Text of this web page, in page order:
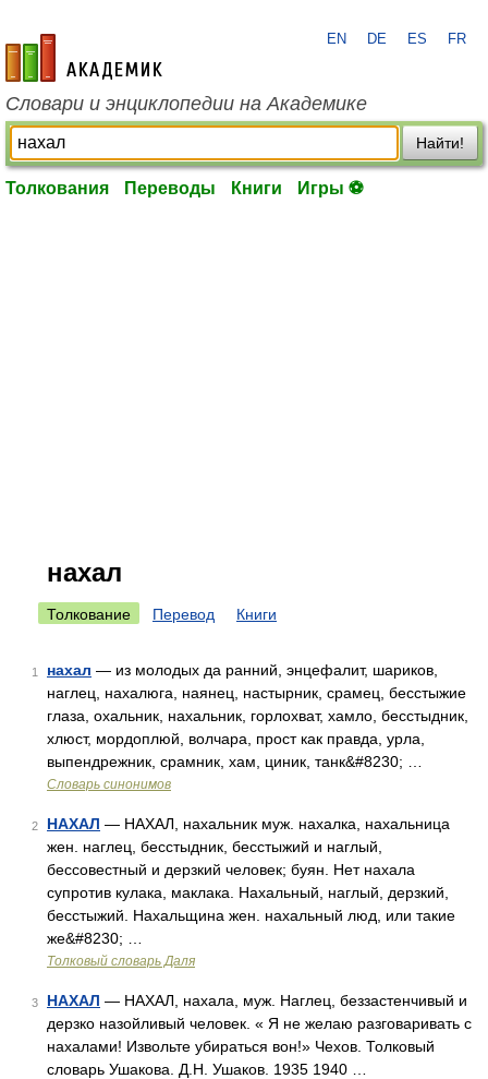
academic.ru
EN DE ES FR
Словари и энциклопедии на Академике
Найти!
Толкования Переводы Книги Игры ⚽
нахал
Толкование Перевод Книги
1 нахал — из молодых да ранний, энцефалит, шариков,
наглец, нахалюга, наянец, настырник, срамец, бесстыжие
глаза, охальник, нахальник, горлохват, хамло, бесстыдник,
хлюст, мордоплюй, волчара, прост как правда, урла,
выпендрежник, срамник, хам, циник, танк&#8230; …
Словарь синонимов
2 НАХАЛ — НАХАЛ, нахальник муж. нахалка, нахальница
жен. наглец, бесстыдник, бесстыжий и наглый,
бессовестный и дерзкий человек; буян. Нет нахала
супротив кулака, маклака. Нахальный, наглый, дерзкий,
бесстыжий. Нахальщина жен. нахальный люд, или такие
же&#8230; …
Толковый словарь Даля
3 НАХАЛ — НАХАЛ, нахала, муж. Наглец, беззастенчивый и
дерзко назойливый человек. « Я не желаю разговаривать с
нахалами! Извольте убираться вон!» Чехов. Толковый
словарь Ушакова. Д.Н. Ушаков. 1935 1940 …